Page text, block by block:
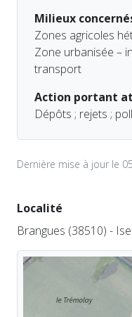
Milieux
Zones agricoles
Zone urbanisée –
transport
Action portant
Dépôts ; rejets ;
Dernière mise à jour le
Localité
Brangues (38510) -